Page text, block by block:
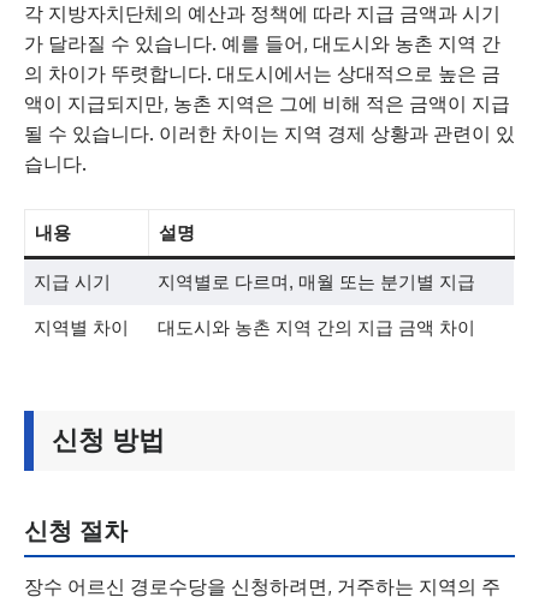
각 지방자치단체의 예산과 정책에 따라 지급 금액과 시기
가 달라질 수 있습니다. 예를 들어, 대도시와 농촌 지역 간
의 차이가 뚜렷합니다. 대도시에서는 상대적으로 높은 금
액이 지급되지만, 농촌 지역은 그에 비해 적은 금액이 지급
될 수 있습니다. 이러한 차이는 지역 경제 상황과 관련이 있
습니다.
내용 설명
지급 시기 지역별로 다르며, 매월 또는 분기별 지급
지역별 차이 대도시와 농촌 지역 간의 지급 금액 차이
신청 방법
신청 절차
장수 어르신 경로수당을 신청하려면, 거주하는 지역의 주